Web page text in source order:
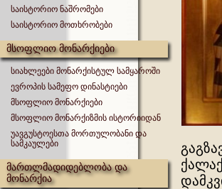
საისტორიო ნაშრომები
საისტორიო მოთხრობები
მსოფლიო მონარქიები
სიახლეები მონარქისტულ სამყაროში
ევროპის სამეფო დინასტიები
მსოფლიო მონარქიები
მსოფლიო მონარქიზმის ისტორიიდან
უავგუსტოესთა მორთულობანი და
სამკაულები
მართლმადიდებლობა და
მონარქია